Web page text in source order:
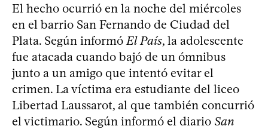
El hecho ocurrió en la noche del miércoles
en el barrio San Fernando de Ciudad del
Plata. Según informó El País, la adolescente
fue atacada cuando bajó de un ómnibus
junto a un amigo que intentó evitar el
crimen. La víctima era estudiante del liceo
Libertad Laussarot, al que también concurrió
el victimario. Según informó el diario San